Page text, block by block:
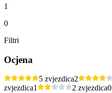
1
0
Filtri
Ocjena
5 zvjezdica2
zvjezdica1 2 zvjezdica0